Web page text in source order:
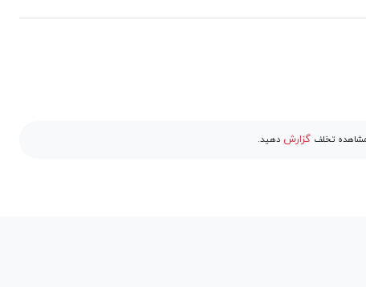
مشاهده تخلفگزارش دهید.